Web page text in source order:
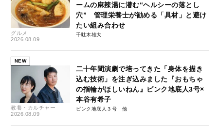
グルメ
2026.08.09
ームの麻辣湯に潜む“ヘルシーの落とし
穴” 管理栄養士が勧める「具材」と避け
たい組み合わせ
千駄木雄大
NEW
教養・カルチャー
2026.08.09
二十年間演劇で培ってきた「身体を描き
込む技術」を注ぎ込みました『おもちゃ
の指輪がほしいねん』ピンク地底人3号×
本谷有希子
ピンク地底人３号